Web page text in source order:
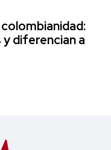
y diferencian a